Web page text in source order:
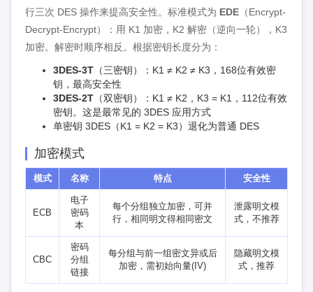
行三次 DES 操作来提高安全性。标准模式为 EDE （Encrypt-
Decrypt-Encrypt）：用 K1 加密，K2 解密（逆向一轮），K3
加密。解密时顺序相反。根据密钥长度分为：
3DES-3T （三密钥）：K1 ≠ K2 ≠ K3，168位有效密
钥，最高安全性
3DES-2T （双密钥）：K1 ≠ K2，K3 = K1，112位有效
密钥。这是最常见的 3DES 应用方式
单密钥 3DES（K1 = K2 = K3）退化为普通 DES
加密模式
模式 名称 特点 安全性
ECB
电子
密码
本
每个分组独立加密，可并
行，相同明文得相同密文
泄露明文模
式，不推荐
CBC
密码
分组
链接
每分组与前一组密文异或后
加密，需初始向量(IV)
隐藏明文模
式，推荐